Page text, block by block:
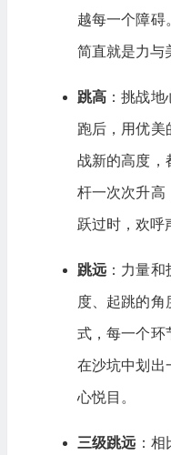
越每一个障碍
简直就是力与
跳高 ：挑战
跑后，用优美
战新的高度，
杆一次次升高
跃过时，欢呼
跳远 ：力量
度、起跳的
式，每一个环
在沙坑中划出
心悦目。
三级跳远 ：